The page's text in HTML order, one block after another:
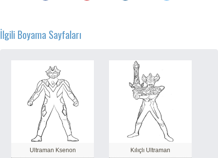
İlgili Boyama Sayfaları
Ultraman Ksenon Kılıçlı Ultraman